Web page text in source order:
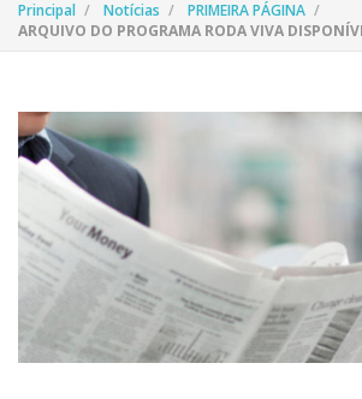
Principal Notícias
PRIMEIRA PÁGINA
ARQUIVO DO PROGRAMA RODA VIVA